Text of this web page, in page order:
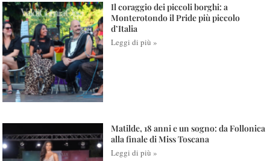
Il coraggio dei piccoli borghi: a
Monterotondo il Pride più piccolo
d’Italia
Leggi di più »
Matilde, 18 anni e un sogno: da Follonica
alla finale di Miss Toscana
Leggi di più »